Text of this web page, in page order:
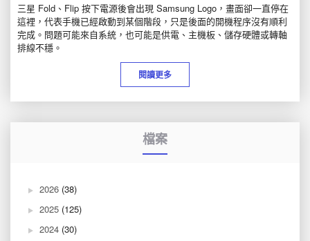
三星 Fold、Flip 按下電源後會出現 Samsung Logo，畫面卻一直停在
這裡，代表手機已經啟動到某個階段，只是後面的開機程序沒有順利
完成。問題可能來自系統，也可能是供電、主機板、儲存硬體或轉軸
排線不穩。
閱讀更多
檔案
2026 (38)
2025 (125)
2024 (30)